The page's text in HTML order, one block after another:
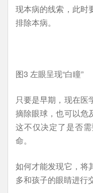
现本病的线索，此时
排除本病。
图3 左眼呈现“白瞳”
只要是早期，现在医
摘除眼球，也可以危
这不仅决定了是否
命。
如何才能发现它，将
多和孩子的眼睛进行